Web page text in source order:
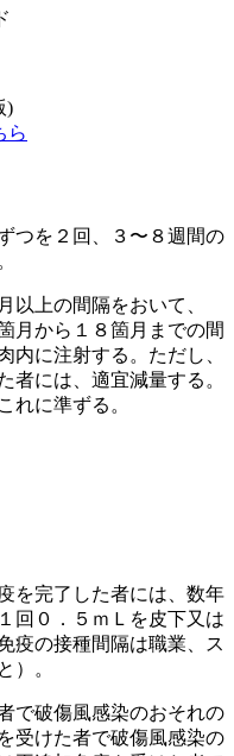
)
ら
つを２回、３〜８週間の
以上の間隔をおいて、
月から１８箇月までの間
内に注射する。ただし、
者には、適宜減量する。
れに準ずる。
を完了した者には、数年
回０．５ｍＬを皮下又は
疫の接種間隔は職業、ス
）。
で破傷風感染のおそれの
受けた者で破傷風感染の